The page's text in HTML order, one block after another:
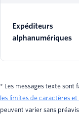
Expéditeurs
alphanumériques
* Les messages texte sont
les limites de caractères
peuvent varier sans